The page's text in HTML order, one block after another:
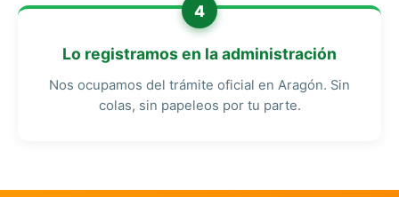
4
Lo registramos en la administración
Nos ocupamos del trámite oficial en Aragón. Sin
colas, sin papeleos por tu parte.